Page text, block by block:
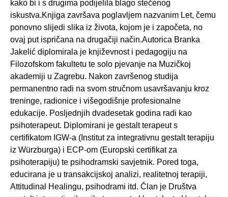
kako bi i s drugima podijelila blago stečenog
iskustva.Knjiga završava poglavljem nazvanim Let, čemu
ponovno slijedi slika iz života, kojom je i započeta, no
ovaj put ispričana na drugačiji način.Autorica Branka
Jakelić diplomirala je književnost i pedagogiju na
Filozofskom fakultetu te solo pjevanje na Muzičkoj
akademiji u Zagrebu. Nakon završenog studija
permanentno radi na svom stručnom usavršavanju kroz
treninge, radionice i višegodišnje profesionalne
edukacije. Posljednjih dvadesetak godina radi kao
psihoterapeut. Diplomirani je gestalt terapeut s
certifikatom IGW-a (Institut za integrativnu gestalt terapiju
iz Würzburga) i ECP-om (Europski certifikat za
psihoterapiju) te psihodramski savjetnik. Pored toga,
educirana je u transakcijskoj analizi, realitetnoj terapiji,
Attitudinal Healingu, psihodrami itd. Član je Društva